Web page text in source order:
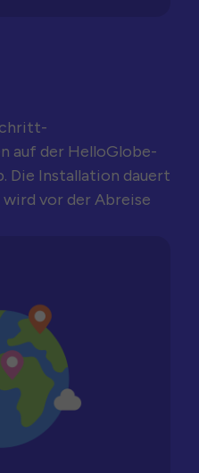
auf der HelloGlobe-
Die Installation dauert
vor der Abreise